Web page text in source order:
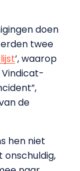
doen
twee
’, waarop
de
hen niet
onschuldig,